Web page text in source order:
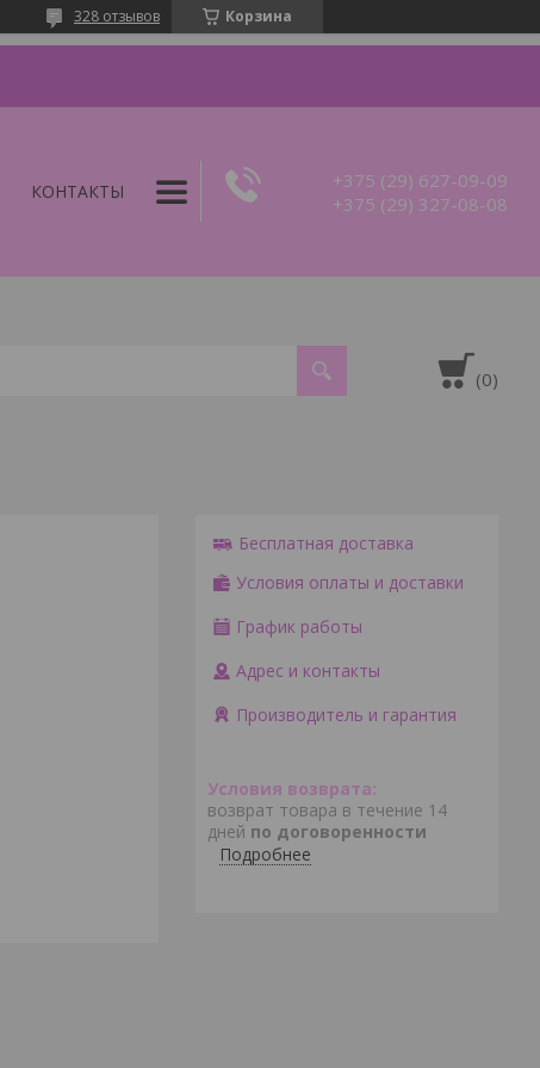
Корзина
328 отзывов
КОНТАКТЫ
+375 (29) 627-09-09
+375 (29) 327-08-08
Бесплатная доставка
Условия оплаты и доставки
График работы
Адрес и контакты
Производитель и гарантия
возврат товара в течение 14
дней по договоренности
Подробнее